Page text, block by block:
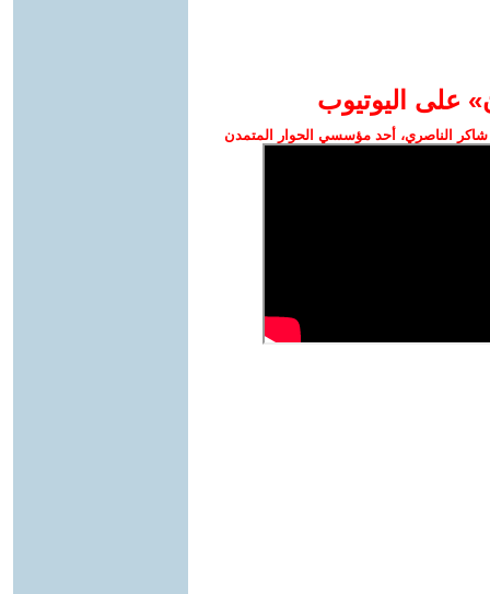
على اليوتيوب
الناصري، أحد مؤسسي الحوار المتمدن